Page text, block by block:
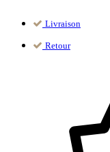
Livraison
Retour